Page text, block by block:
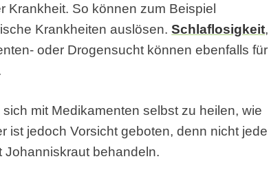
Krankheit. So können zum Beispiel
Krankheiten auslösen.Schlaflosigkeit,
oder Drogensucht können ebenfalls für
mit Medikamenten selbst zu heilen, wie
ist jedoch Vorsicht geboten, denn nicht jede
behandeln.